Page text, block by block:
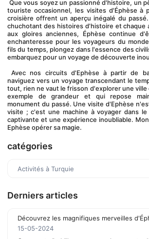
touriste occasionnel, les visites d'Éphèse à
croisière offrent un aperçu inégalé du
chuchotant des histoires d'histoire et chaque
aux gloires anciennes, Éphèse continue
enchanteresse pour les voyageurs du
fils du temps, plongez dans l'essence des
embarquez pour un voyage de découverte
Avec nos circuits d'Ephèse à partir de bateaux de croisière,
naviguez vers un voyage transcendant le
tout, rien ne vaut le frisson d'explorer une
exemple de grandeur et qui repose
monument du passé. Une visite d'Ephèse
visite ; c'est une machine à voyager dans
captivante et une expérience inoubliable.
Ephèse opérer sa magie.
catégories
Activités à Turquie
Derniers articles
Découvrez les magnifiques merveilles
15-05-2024